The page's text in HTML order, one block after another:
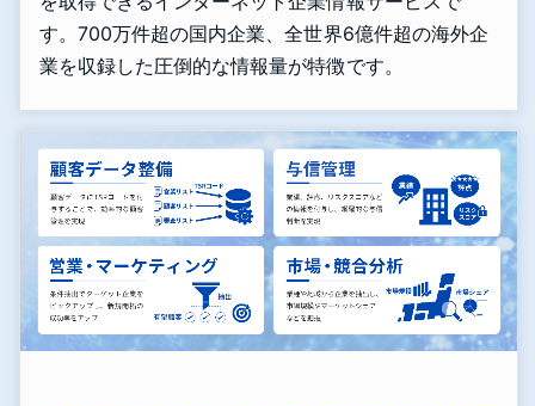
す。700万件超の国内企業、全世界6億件超の海外企
業を収録した圧倒的な情報量が特徴です。